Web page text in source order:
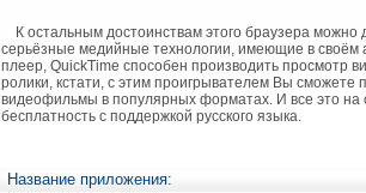
К остальным достоинствам этого браузера можно
серьёзные медийные технологии, имеющие в своём
плеер, QuickTime способен производить просмотр
ролики, кстати, с этим проигрывателем Вы сможете
видеофильмы в популярных форматах. И все это
бесплатность с поддержкой русского языка.
Название приложения: